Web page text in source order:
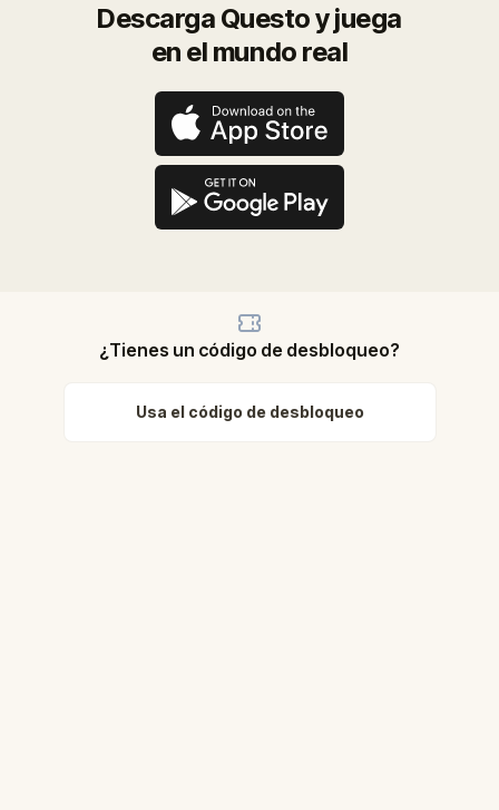
Descarga Questo y juega
en el mundo real
¿Tienes un código de desbloqueo?
Usa el código de desbloqueo